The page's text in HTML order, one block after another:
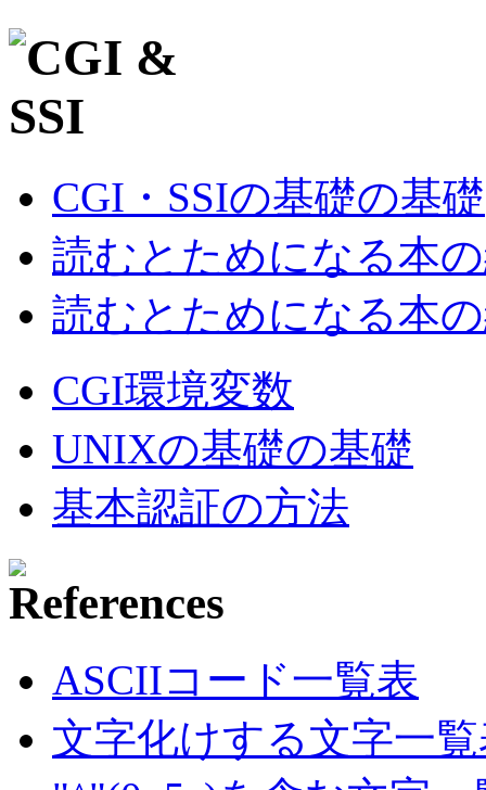
CGI・SSIの基礎の基礎
読むとためになる本
読むとためになる本
CGI環境変数
UNIXの基礎の基礎
基本認証の方法
ASCIIコード一覧表
文字化けする文字一